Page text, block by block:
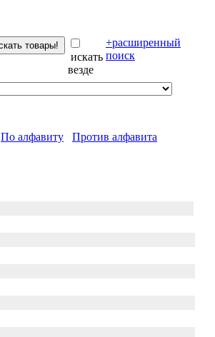
искать
везде
+расширенный
поиск
По алфавиту
Против алфавита